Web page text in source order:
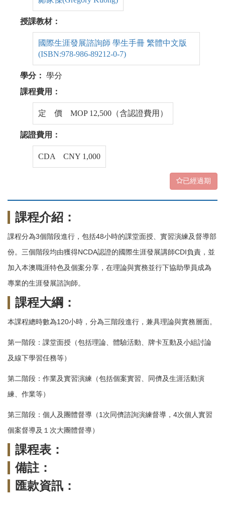
授課教材：
國際生涯發展諮詢師 學生手冊 繁體中文版
(ISBN:978-986-89212-0-7)
學分： 學分
課程費用：
定 價 MOP 12,500（含認證費用）
認證費用：
CDA CNY 1,000
已經過期
課程介紹：
課程分為3個階段進行，包括48小時的課堂面授、實習演練及督導部
份。三個階段均由獲得NCDA認證的國際生涯發展講師CDI負責，並
加入本澳職涯特色及個案分享，在理論與實務並行下協助學員成為
專業的生涯發展諮詢師。
課程大綱：
本課程總時數為120小時，分為三階段進行，兼具理論與實務層面。
第一階段：課堂面授（包括理論、體驗活動、牌卡互動及小組討論
及線下學習任務等）
第二階段：作業及實習演練（包括個案實習、同儕及生涯活動演
練、作業等）
第三階段：個人及團體督導（1次同儕諮詢演練督導，4次個人實習
個案督導及１次大團體督導）
課程表：
備註：
匯款資訊：